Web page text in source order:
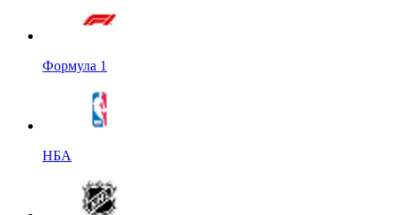
Формула 1
НБА